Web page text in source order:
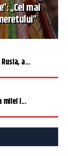
„Cel mai
a...
milei î...